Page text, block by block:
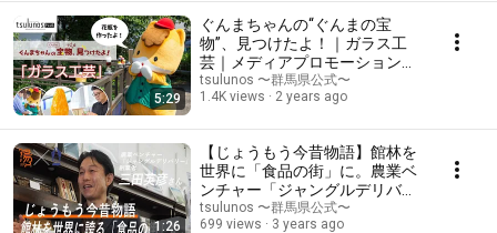
5:29
ぐんまちゃんの“ぐんまの宝
物”、見つけたよ！｜ガラス工
芸｜メディアプロモーション課
｜群馬県
tsulunos 〜群馬県公式〜
1.4K views
2 years ago
1:26
【じょうもう今昔物語】館林を
世界に「食品の街」に。農業ベ
ンチャー「ジャングルデリバリ
ー」社長の三田英彦さん【湯け
むりフォーラム×上毛新聞】｜
tsulunos 〜群馬県公式〜
699 views
3 years ago